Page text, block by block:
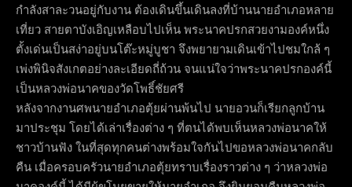
กำลังสาละวนอยู่กับงาน ต้องเดินขึ้นเดินลงที่บ้านนายอำเภอหลาย
เที่ยว สายตาบังเอิญเหลือบไปเห็น พระนาคปรกสวยงามองค์หนึ่ง
ตั้งเด่นเป็นสง่าอยู่บนโต๊ะหมู่บูชา จึงพยายามเดินเข้าไปชมใกล้ ๆ
เพ่งพินิจสังเกตอย่างละเอียดถี่ถ้วน จนแน่ใจว่าพระนาคปรกองค์นี้
เป็นหลวงพ่อนาคของวัดโพธิ์ชัยศรี
หลังจากงานศพนายอำเภอตุ้ยผ่านพ้นไป นายอวนก็เรียกลูกบ้าน
มาประชุม โดยได้เล่าเรื่องต่าง ๆ ที่ตนได้พบเห็นหลวงพ่อนาคให้
ชาวบ้านฟัง ในที่สุดทุกคนต่างพร้อมใจกันไปขอหลวงพ่อนาคกลับ
คืน เมื่อครอบครัวนายอำเภอตุ้ยทราบเรื่องราวต่าง ๆ ว่าหลวงพ่อ